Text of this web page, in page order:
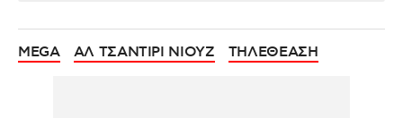
MEGA ΑΛ ΤΣΑΝΤΙΡΙ ΝΙΟΥΖ ΤΗΛΕΘΕΑΣΗ